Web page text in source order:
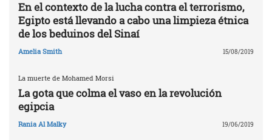
En el contexto de la lucha contra el terrorismo,
Egipto está llevando a cabo una limpieza étnica
de los beduinos del Sinaí
Amelia Smith 15/08/2019
La muerte de Mohamed Morsi
La gota que colma el vaso en la revolución
egipcia
Rania Al Malky 19/06/2019